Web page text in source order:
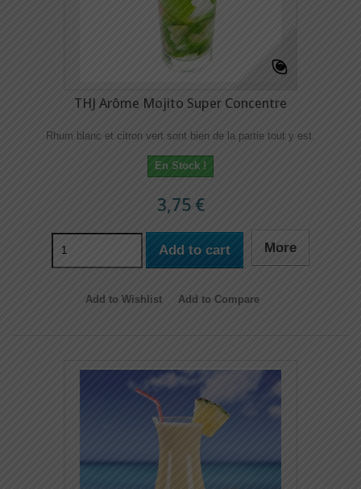
THJ Arôme Mojito Super Concentre
Rhum blanc et citron vert sont bien de la partie tout y est.
En Stock !
3,75 €
Add to cart More
Add to Wishlist Add to Compare